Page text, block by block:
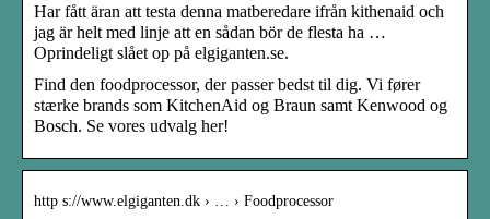
Har fått äran att testa denna matberedare ifrån kithenaid och
jag är helt med linje att en sådan bör de flesta ha …
Oprindeligt slået op på elgiganten.se.
Find den foodprocessor, der passer bedst til dig. Vi fører
stærke brands som KitchenAid og Braun samt Kenwood og
Bosch. Se vores udvalg her!
http s://www.elgiganten.dk › … › Foodprocessor